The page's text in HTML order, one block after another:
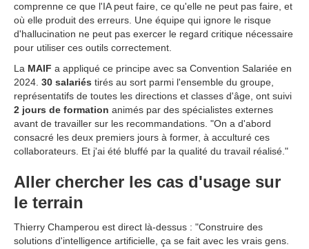
comprenne ce que l'IA peut faire, ce qu'elle ne peut pas faire, et
où elle produit des erreurs. Une équipe qui ignore le risque
d'hallucination ne peut pas exercer le regard critique nécessaire
pour utiliser ces outils correctement.
La MAIF a appliqué ce principe avec sa Convention Salariée en
2024. 30 salariés tirés au sort parmi l'ensemble du groupe,
représentatifs de toutes les directions et classes d'âge, ont suivi
2 jours de formation animés par des spécialistes externes
avant de travailler sur les recommandations. "On a d'abord
consacré les deux premiers jours à former, à acculturé ces
collaborateurs. Et j'ai été bluffé par la qualité du travail réalisé."
Aller chercher les cas d'usage sur
le terrain
Thierry Champerou est direct là-dessus : "Construire des
solutions d'intelligence artificielle, ça se fait avec les vrais gens.